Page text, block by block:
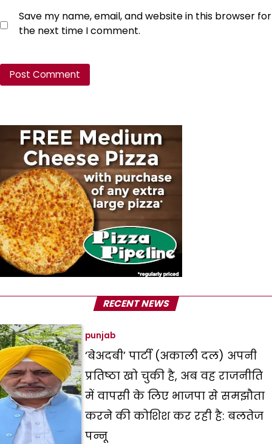
Save my name, email, and website in this browser for
the next time I comment.
RECENT NEWS
punjab
‘बेअदबी’ पार्टी (अकाली दल) अपनी
प्रतिष्ठा खो चुकी है, अब वह राजनीति
में वापसी के लिए भाजपा से समझौता
करने की कोशिश कर रही है: बलतेज
पन्नू